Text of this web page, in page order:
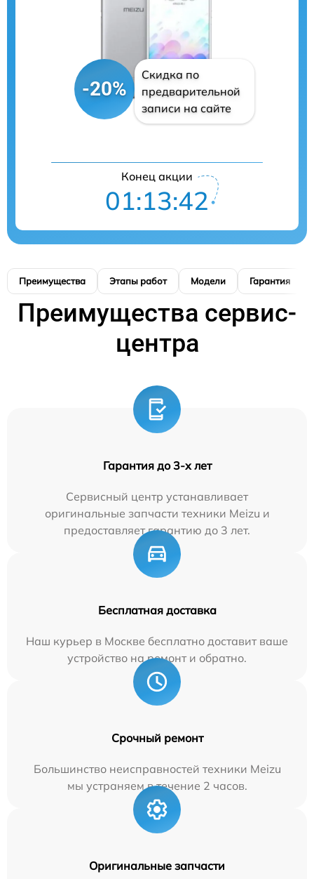
-20%
Скидка по
предварительной
записи на сайте
Конец акции
01:13:41
Преимущества Этапы работ Модели Гарантия
Преимущества сервис-
центра
Гарантия до 3-х лет
Сервисный центр устанавливает
оригинальные запчасти техники Meizu и
предоставляет гарантию до 3 лет.
Бесплатная доставка
Наш курьер в Москве бесплатно доставит ваше
устройство на ремонт и обратно.
Срочный ремонт
Большинство неисправностей техники Meizu
мы устраняем в течение 2 часов.
Оригинальные запчасти